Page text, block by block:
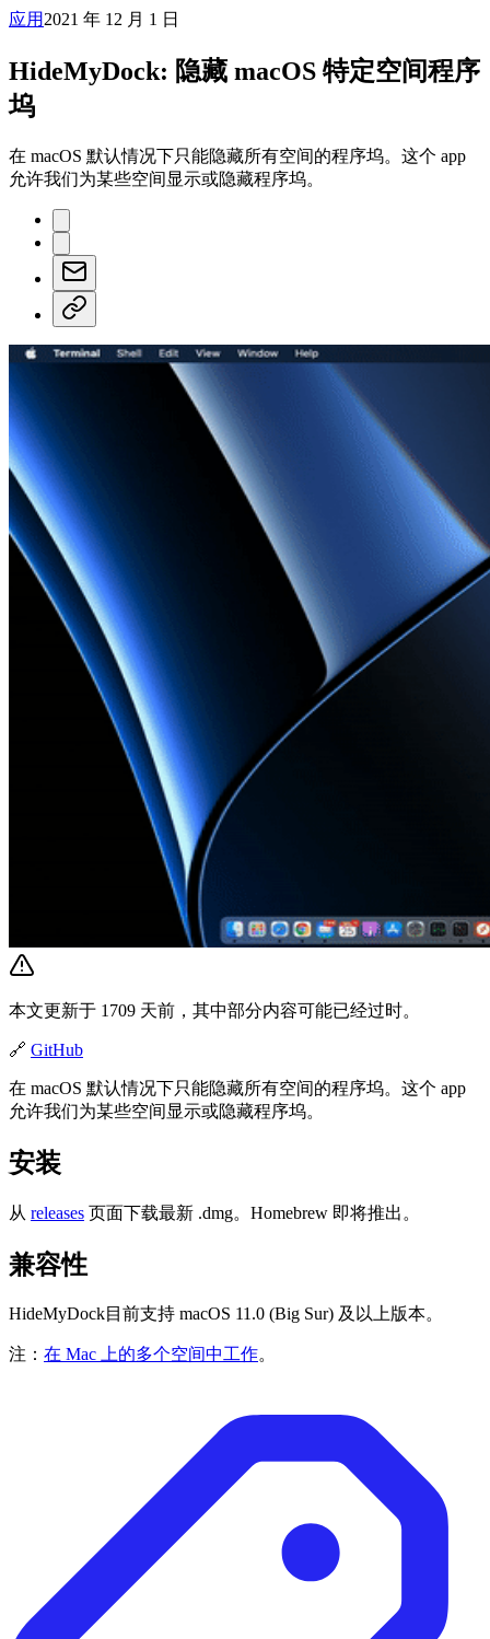
应用 2021 年 12 月 1 日
HideMyDock: 隐藏 macOS 特定空间程序
坞
在 macOS 默认情况下只能隐藏所有空间的程序坞。这个 app
允许我们为某些空间显示或隐藏程序坞。
本文更新于 1709 天前，其中部分内容可能已经过时。
🔗 GitHub
在 macOS 默认情况下只能隐藏所有空间的程序坞。这个 app
允许我们为某些空间显示或隐藏程序坞。
安装
从 releases 页面下载最新 .dmg。Homebrew 即将推出。
兼容性
HideMyDock目前支持 macOS 11.0 (Big Sur) 及以上版本。
注： 在 Mac 上的多个空间中工作。